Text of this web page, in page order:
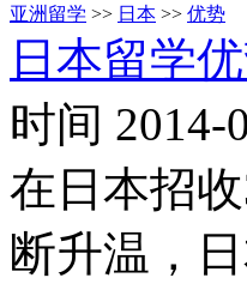
亚洲留学 >> 日本 >> 优势
日本留学
时间 2014-
在日本招
断升温，